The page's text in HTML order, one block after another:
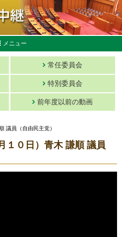
メニュー
常任委員会
特別委員会
前年度以前の動画
議員（自由民主党）
１０日）青木 謙順 議員